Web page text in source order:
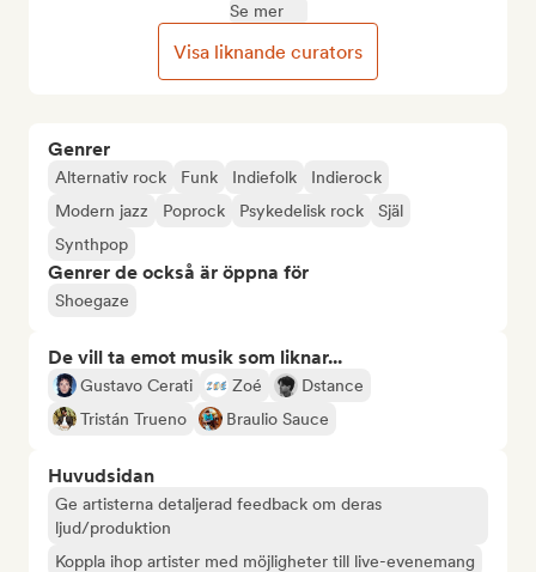
Genrer
Alternativ rock Funk Indiefolk
Indierock
Modern jazz
Poprock Psykedelisk rock
Själ
Synthpop
Genrer de också är öppna för
Shoegaze
De vill ta emot musik som liknar...
Gustavo Cerati Zoé
Dstance
Tristán Trueno
Braulio Sauce
Huvudsidan
Ge artisterna detaljerad feedback om deras
ljud/produktion
Koppla ihop artister med möjligheter till live-evenemang
Se mer
Visa liknande curators